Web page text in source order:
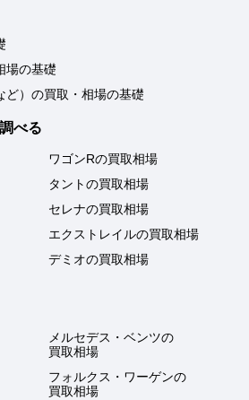
場の基礎
ど）の買取・相場の基礎
べる
ワゴンRの買取相場
タントの買取相場
セレナの買取相場
エクストレイルの買取相場
デミオの買取相場
メルセデス・ベンツの
買取相場
フォルクス・ワーゲンの
買取相場